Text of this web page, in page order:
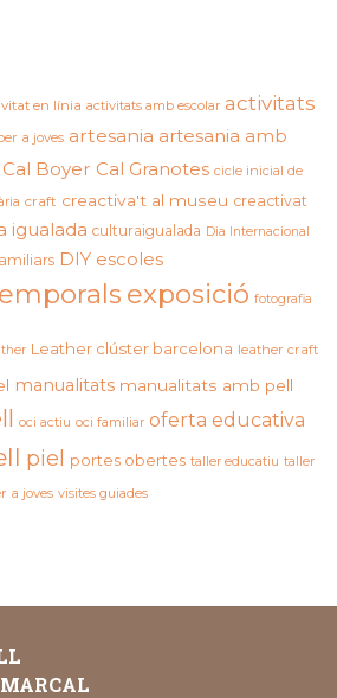
en línia activitats amb escolar activitats
a joves artesania artesania amb
Cal Boyer Cal Granotes cicle inicial de
craft creactiva't al museu creactivat
igualada culturaigualada Dia Internacional
DIY escoles
exposició fotografia
Leather clúster barcelona leather craft
manualitats manualitats amb pell
oci actiu oci familiar oferta educativa
piel portes obertes taller educatiu taller
a joves visites guiades